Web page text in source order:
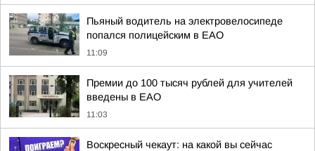
Пьяный водитель на электровелосипеде
попался полицейским в ЕАО
11:09
Премии до 100 тысяч рублей для учителей
введены в ЕАО
11:03
Воскресный чекаут: на какой вы сейчас